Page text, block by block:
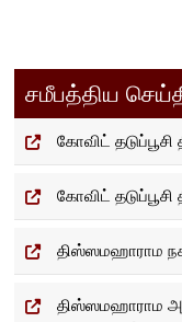
சமீபத்திய
கோவிட் தடுப்பூசி
கோவிட் தடுப்பூசி
திஸ்ஸமஹாராம
திஸ்ஸமஹாராம